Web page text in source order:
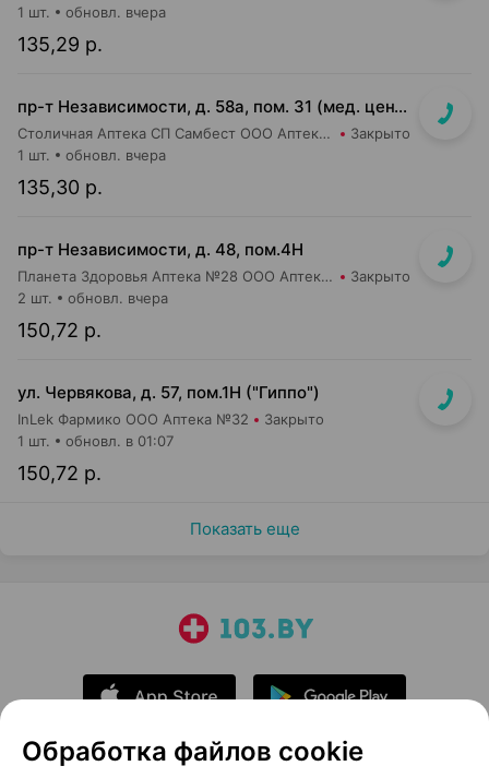
135,29 р.
1 шт. обновл. вчера
пр-т Независимости, д. 58а, пом. 31 (мед. центр ЛОДЭ)
Столичная Аптека СП Самбест ООО Аптека №19 Закрыто
135,30 р.
1 шт. обновл. вчера
пр-т Независимости, д. 48, пом.4Н
Планета Здоровья Аптека №28 ООО Аптека №1 Закрыто
150,72 р.
2 шт. обновл. вчера
ул. Червякова, д. 57, пом.1Н ("Гиппо")
InLek Фармико ООО Аптека №32 Закрыто
150,72 р.
1 шт. обновл. в 01:07
Показать еще
Обработка файлов cookie